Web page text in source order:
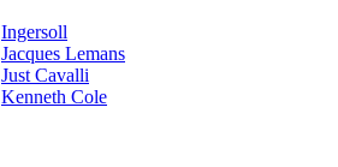
Ingersoll
Jacques Lemans
Just Cavalli
Kenneth Cole